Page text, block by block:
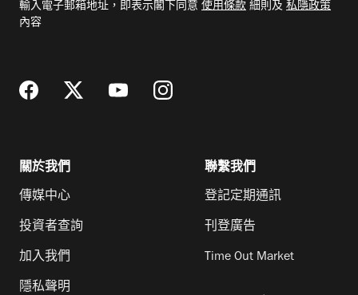
郵
輸入電子郵箱地址，即表示閣下同意 使用條款 細則及 私隱政策
內容
關於我們
傳媒中心
投資者查詢
加入我們
隱私聲明
聯繫我們
登記定期通訊
刊登廣告
Time Out Market